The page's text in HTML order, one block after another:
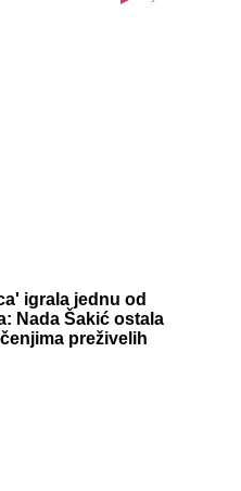
igrala jednu od
Nada Šakić ostala
preživelih